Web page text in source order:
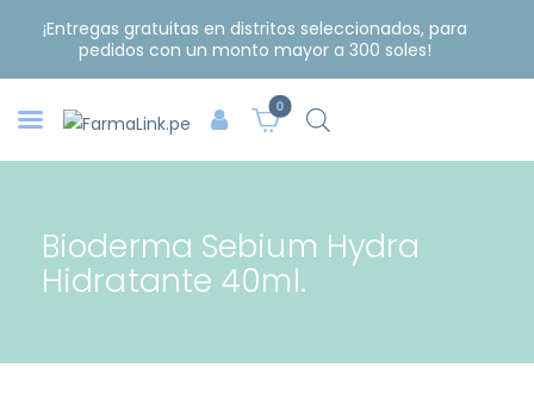
¡Entregas gratuitas en distritos seleccionados, para
pedidos con un monto mayor a 300 soles!
0
Bioderma Sebium Hydra
Hidratante 40ml.